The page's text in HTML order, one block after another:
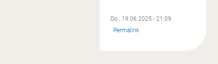
Do., 19.06.2025 - 21:09
Permalink